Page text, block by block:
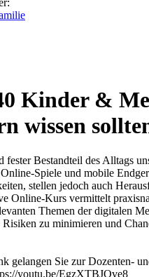
Kinder &
wissen
fester Bestandteil des Alltags
Spiele und mobile
stellen jedoch auch
Online-Kurs vermittelt
Themen der digitalen
zu minimieren und
gelangen Sie zur Dozenten-
youtu.be/EgzXTBJOve8